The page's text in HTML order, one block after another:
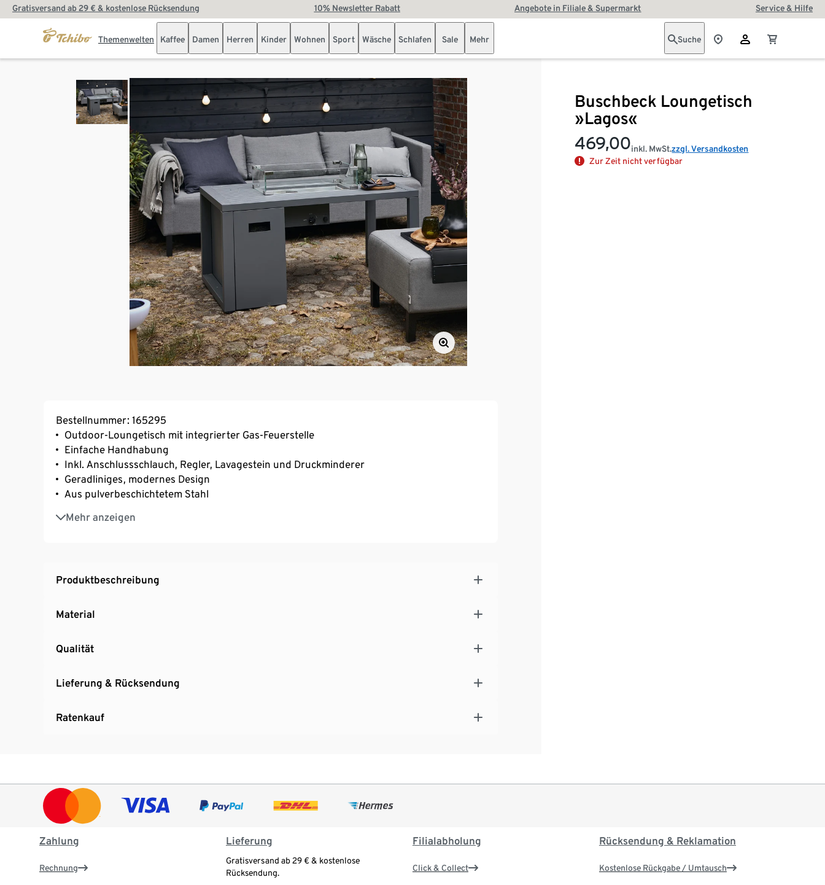
Gratisversand ab 29 € & kostenlose Rücksendung 10% Newsletter Rabatt Angebote in Filiale & Supermarkt Service & Hilfe
Themenwelten Kaffee Damen Herren Kinder Wohnen Sport Wäsche Schlafen Sale Mehr Suche
Buschbeck Loungetisch
»Lagos«
469,00inkl. MwSt.zzgl. Versandkosten
Zur Zeit nicht verfügbar
Bestellnummer: 165295
Outdoor-Loungetisch mit integrierter Gas-Feuerstelle
Einfache Handhabung
Inkl. Anschlussschlauch, Regler, Lavagestein und Druckminderer
Geradliniges, modernes Design
Aus pulverbeschichtetem Stahl
Mehr anzeigen
Flammenschutz durch 4 gehärtete Sicherheitsglas-Scheiben
Feuerstelle mittig, betrieben durch Gas
Lieferung erfolgt ohne Gasflasche
Produktbeschreibung
Material
Qualität
Lieferung & Rücksendung
Ratenkauf
Zahlung
Rechnung
Lieferung
Gratisversand ab 29 € & kostenlose
Rücksendung.
Filialabholung
Click & Collect
Rücksendung & Reklamation
Kostenlose Rückgabe / Umtausch